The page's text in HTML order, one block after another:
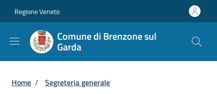
Regione Veneto
Comune di Brenzone sul
Garda
Briciole di pane
Home / Segreteria generale